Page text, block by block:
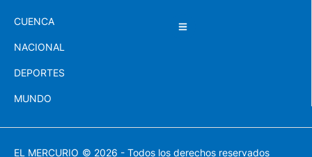
CUENCA
NACIONAL
DEPORTES
MUNDO
EL MERCURIO © 2026 - Todos los derechos reservados